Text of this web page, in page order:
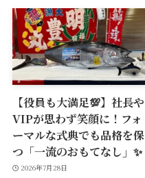
【役員も大満足💯】社長や
VIPが思わず笑顔に！フォ
ーマルな式典でも品格を保
つ「一流のおもてなし」✨
2026年7月28日